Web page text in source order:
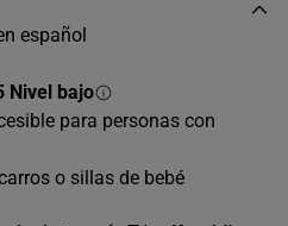
V S D
1
2
español
Nivel bajo
para personas con
o sillas de bebé